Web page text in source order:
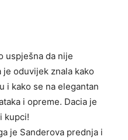
uspješna da nije
oduvijek znala kako
i kako se na elegantan
i opreme. Dacia je
kupci!
je Sanderova prednja i